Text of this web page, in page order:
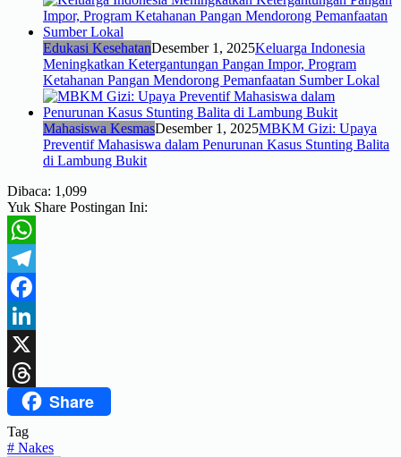
Edukasi KesehatanDesember 1, 2025Keluarga Indonesia
Meningkatkan Ketergantungan Pangan Impor, Program
Ketahanan Pangan Mendorong Pemanfaatan Sumber Lokal
Mahasiswa KesmasDesember 1, 2025MBKM Gizi: Upaya
Preventif Mahasiswa dalam Penurunan Kasus Stunting Balita
di Lambung Bukit
Dibaca: 1,099
Yuk Share Postingan Ini:
WhatsApp
Telegram
Facebook
LinkedIn
X
ThreadsShare
Tag
# Nakes